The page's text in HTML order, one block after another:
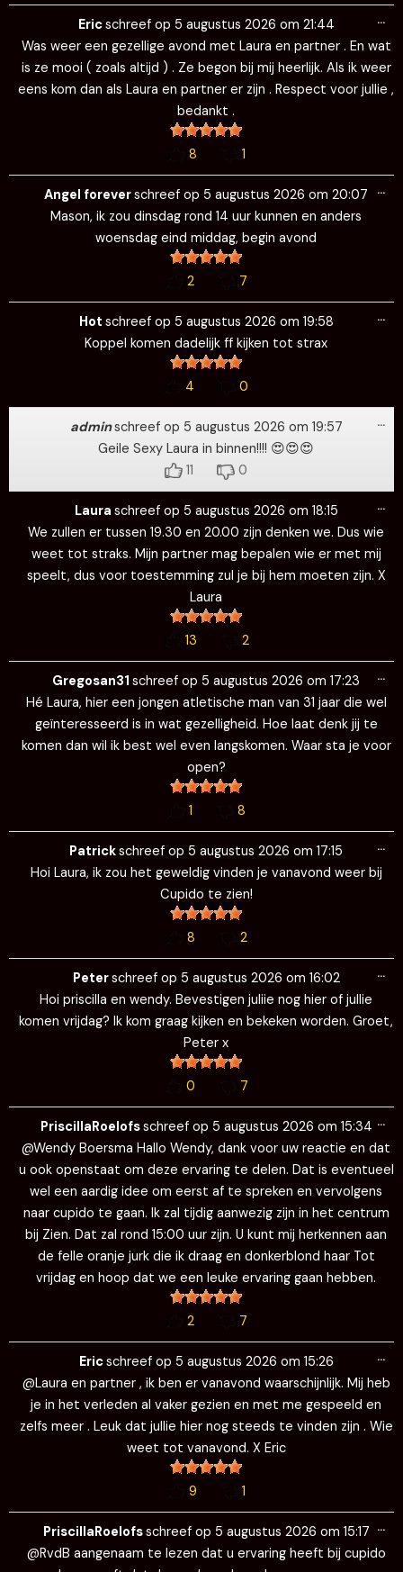
Ericschreef op 5 augustus 2026 om 21:44
Was weer een gezellige avond met Laura en partner . En wat
is ze mooi ( zoals altijd ) . Ze begon bij mij heerlijk. Als ik weer
eens kom dan als Laura en partner er zijn . Respect voor jullie ,
bedankt .
8 1
…
Angel foreverschreef op 5 augustus 2026 om 20:07
Mason, ik zou dinsdag rond 14 uur kunnen en anders
woensdag eind middag, begin avond
2 7
…
Hot schreef op 5 augustus 2026 om 19:58
Koppel komen dadelijk ff kijken tot strax
4 0
…
adminschreef op 5 augustus 2026 om 19:57
Geile Sexy Laura in binnen!!!! 😍😍😍
11
0
…
Laura schreef op 5 augustus 2026 om 18:15
We zullen er tussen 19.30 en 20.00 zijn denken we. Dus wie
weet tot straks. Mijn partner mag bepalen wie er met mij
speelt, dus voor toestemming zul je bij hem moeten zijn. X
Laura
13 2
…
Gregosan31 schreef op 5 augustus 2026 om 17:23
Hé Laura, hier een jongen atletische man van 31 jaar die wel
geïnteresseerd is in wat gezelligheid. Hoe laat denk jij te
komen dan wil ik best wel even langskomen. Waar sta je voor
open?
1 8
…
Patrickschreef op 5 augustus 2026 om 17:15
Hoi Laura, ik zou het geweldig vinden je vanavond weer bij
Cupido te zien!
8 2
…
Peterschreef op 5 augustus 2026 om 16:02
Hoi priscilla en wendy. Bevestigen juliie nog hier of jullie
komen vrijdag? Ik kom graag kijken en bekeken worden. Groet,
Peter x
0 7
…
PriscillaRoelofsschreef op 5 augustus 2026 om 15:34
@Wendy Boersma Hallo Wendy, dank voor uw reactie en dat
u ook openstaat om deze ervaring te delen. Dat is eventueel
wel een aardig idee om eerst af te spreken en vervolgens
naar cupido te gaan. Ik zal tijdig aanwezig zijn in het centrum
bij Zien. Dat zal rond 15:00 uur zijn. U kunt mij herkennen aan
de felle oranje jurk die ik draag en donkerblond haar Tot
vrijdag en hoop dat we een leuke ervaring gaan hebben.
2 7
…
Ericschreef op 5 augustus 2026 om 15:26
@Laura en partner , ik ben er vanavond waarschijnlijk. Mij heb
je in het verleden al vaker gezien en met me gespeeld en
zelfs meer . Leuk dat jullie hier nog steeds te vinden zijn . Wie
weet tot vanavond. X Eric
9 1
…
PriscillaRoelofsschreef op 5 augustus 2026 om 15:17
@RvdB aangenaam te lezen dat u ervaring heeft bij cupido
…